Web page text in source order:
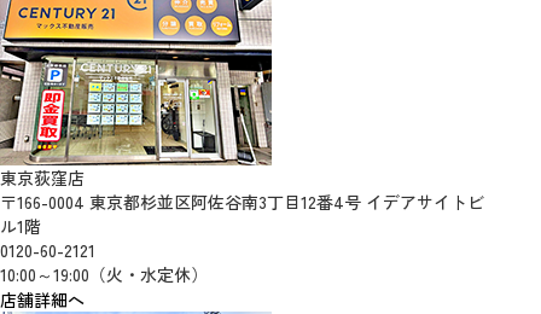
東京荻窪店
〒166-0004 東京都杉並区阿佐谷南3丁目12番4号 イデアサイトビ
ル1階
0120-60-2121
10:00～19:00（火・水定休）
店舗詳細へ